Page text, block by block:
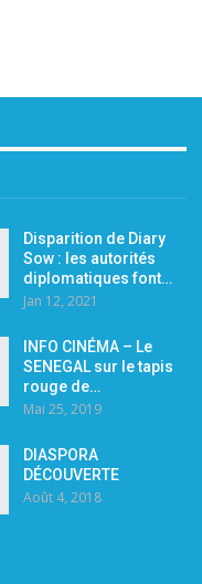
Disparition de Diary
Sow : les autorités
diplomatiques font…
Jan 12, 2021
INFO CINÉMA – Le
SENEGAL sur le tapis
rouge de…
Mai 25, 2019
DIASPORA
DÉCOUVERTE
Août 4, 2018